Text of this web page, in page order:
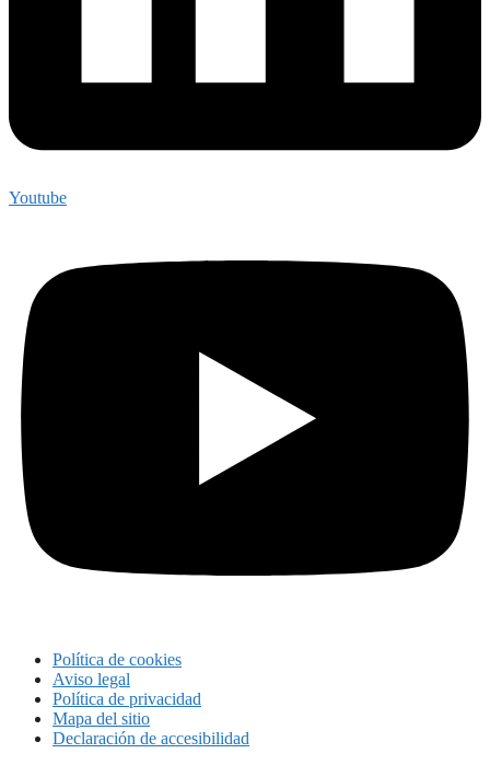
Youtube
Política de cookies
Aviso legal
Política de privacidad
Mapa del sitio
Declaración de accesibilidad